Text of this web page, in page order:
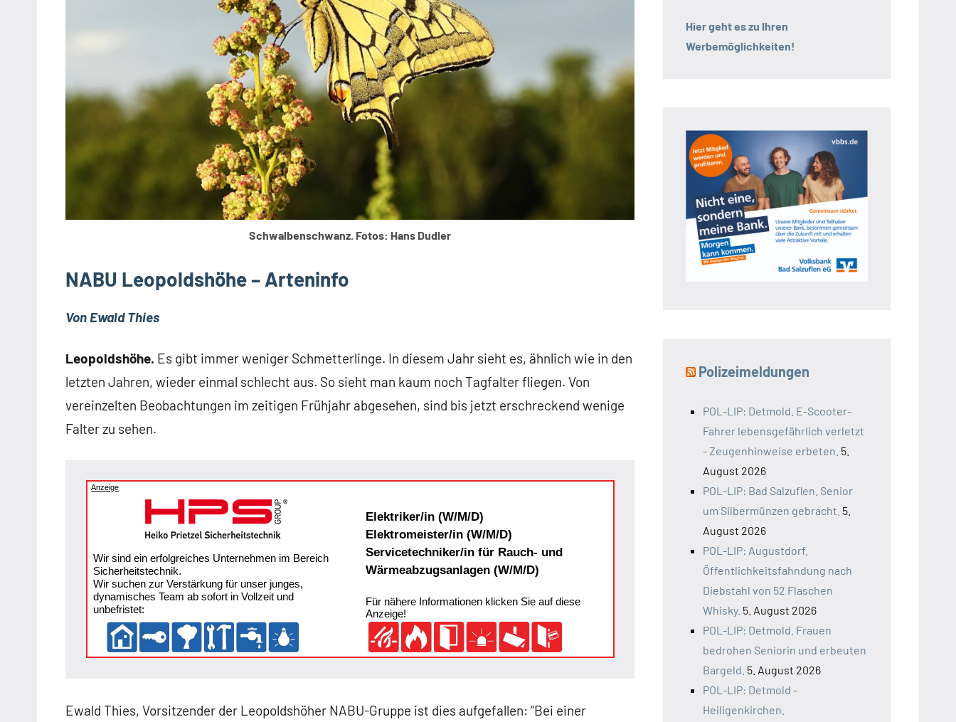
Schwalbenschwanz. Fotos: Hans Dudler
NABU Leopoldshöhe – Arteninfo
Von Ewald Thies
Leopoldshöhe. Es gibt immer weniger Schmetterlinge. In diesem Jahr sieht es, ähnlich wie in den
letzten Jahren, wieder einmal schlecht aus. So sieht man kaum noch Tagfalter fliegen. Von
vereinzelten Beobachtungen im zeitigen Frühjahr abgesehen, sind bis jetzt erschreckend wenige
Falter zu sehen.
Anzeige
Wir sind ein erfolgreiches Unternehmen im Bereich
Sicherheitstechnik.
Wir suchen zur Verstärkung für unser junges,
dynamisches Team ab sofort in Vollzeit und
unbefristet:
Elektriker/in (W/M/D)
Elektromeister/in (W/M/D)
Servicetechniker/in für Rauch- und
Wärmeabzugsanlagen (W/M/D)
Für nähere Informationen klicken Sie auf diese
Anzeige!
Ewald Thies, Vorsitzender der Leopoldshöher NABU-Gruppe ist dies aufgefallen: “Bei einer
Hier geht es zu Ihren
Werbemöglichkeiten!
Polizeimeldungen
POL-LIP: Detmold. E-Scooter-
Fahrer lebensgefährlich verletzt
- Zeugenhinweise erbeten. 5.
August 2026
POL-LIP: Bad Salzuflen. Senior
um Silbermünzen gebracht. 5.
August 2026
POL-LIP: Augustdorf.
Öffentlichkeitsfahndung nach
Diebstahl von 52 Flaschen
Whisky. 5. August 2026
POL-LIP: Detmold. Frauen
bedrohen Seniorin und erbeuten
Bargeld. 5. August 2026
POL-LIP: Detmold -
Heiligenkirchen.